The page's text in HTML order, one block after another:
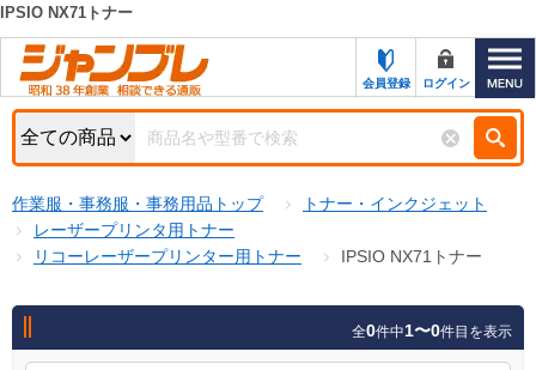
カテゴリー一覧
お知らせ
特集・キャンペーン一覧
初めての方へ
お問い合わせ
キーワード検索
検索条件
商品カテゴリから選ぶ
商品ステータスで絞る
IPSIO NX71トナー
会員登録 ログイン
作業服・事務服・事務用品トップ
トナー・インクジェット
レーザープリンタ用トナー
リコーレーザープリンター用トナー
IPSIO NX71トナー
全0件中1〜0件目を表示